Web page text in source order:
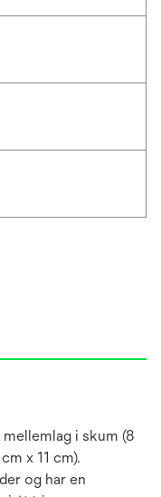
i skum (8
x 11 cm).
og har en